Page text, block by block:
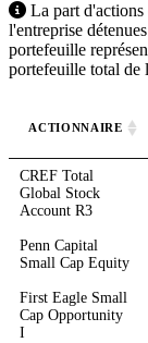
La part d'actions
l'entreprise
portefeuille
portefeuille total de
ACTIONNAIRE
CREF Total
Global Stock
Account R3
Penn Capital
Small Cap Equity
First Eagle Small
Cap Opportunity
I